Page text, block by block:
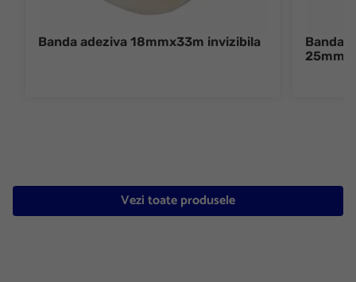
Banda adeziva 18mmx33m invizibila
Banda
Vezi toate produsele